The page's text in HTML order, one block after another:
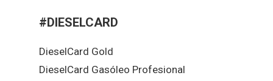
#DIESELCARD
DieselCard Gold
DieselCard Gasóleo Profesional